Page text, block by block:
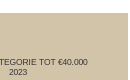
TOT €40.000
2023